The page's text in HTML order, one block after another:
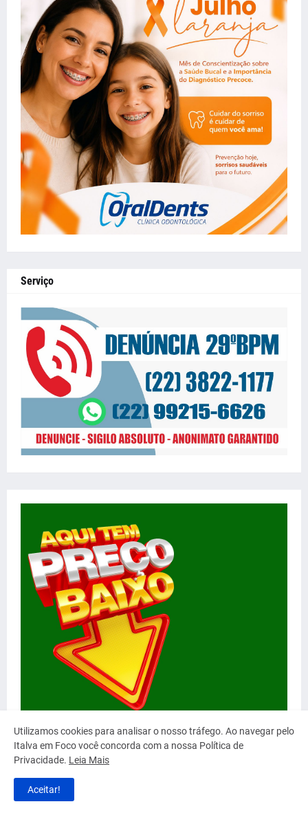
Serviço
Utilizamos cookies para analisar o nosso tráfego. Ao navegar pelo
Italva em Foco você concorda com a nossa Política de
Privacidade. Leia Mais
Aceitar!